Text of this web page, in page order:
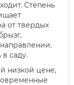
Степень
от твердых
саду.
низкой цене,